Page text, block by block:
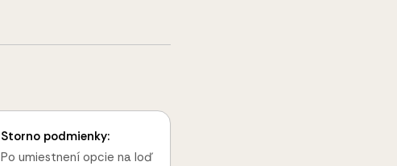
Storno podmienky:
Po umiestnení opcie na loď